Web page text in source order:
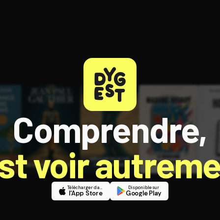
Comprendre,
voir
Télécharger dans
l'App Store
Disponible sur
Google Play